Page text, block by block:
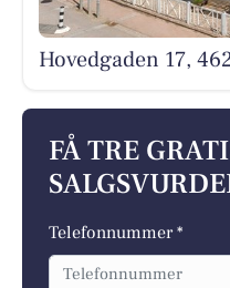
Hovedgaden 17,
FÅ TRE
Telefonnummer *